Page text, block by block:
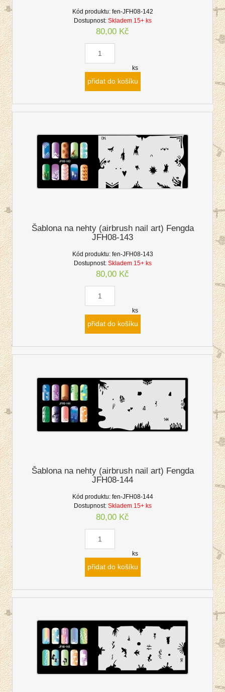
Kód produktu: fen-JFH08-142
Dostupnost: Skladem 15+ ks
80,00 Kč
ks
přidat do košíku
Šablona na nehty (airbrush nail art) Fengda
JFH08-143
Kód produktu: fen-JFH08-143
Dostupnost: Skladem 15+ ks
80,00 Kč
ks
přidat do košíku
Šablona na nehty (airbrush nail art) Fengda
JFH08-144
Kód produktu: fen-JFH08-144
Dostupnost: Skladem 15+ ks
80,00 Kč
ks
přidat do košíku